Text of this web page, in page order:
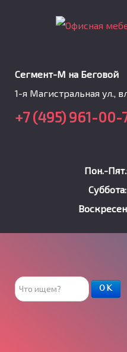
Сегмент-М на Беговой
1-я Магистральная ул.,
+7 (495) 961-00-
Пон.-
Суббота:
Поиск
товара
ОК